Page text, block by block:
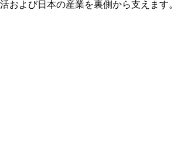
および日本の産業を裏側から支えます。